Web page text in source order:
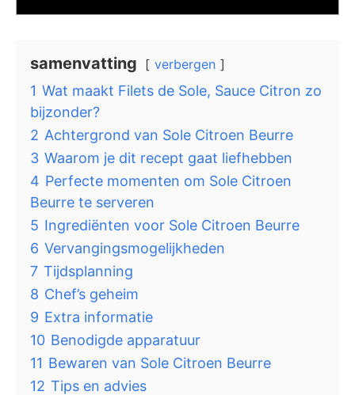
samenvatting verbergen
1 Wat maakt Filets de Sole, Sauce Citron zo
bijzonder?
2 Achtergrond van Sole Citroen Beurre
3 Waarom je dit recept gaat liefhebben
4 Perfecte momenten om Sole Citroen
Beurre te serveren
5 Ingrediënten voor Sole Citroen Beurre
6 Vervangingsmogelijkheden
7 Tijdsplanning
8 Chef’s geheim
9 Extra informatie
10 Benodigde apparatuur
11 Bewaren van Sole Citroen Beurre
12 Tips en advies